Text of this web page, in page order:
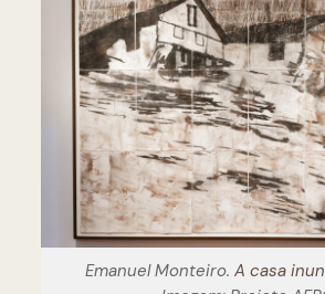
Emanuel Monteiro. A casa